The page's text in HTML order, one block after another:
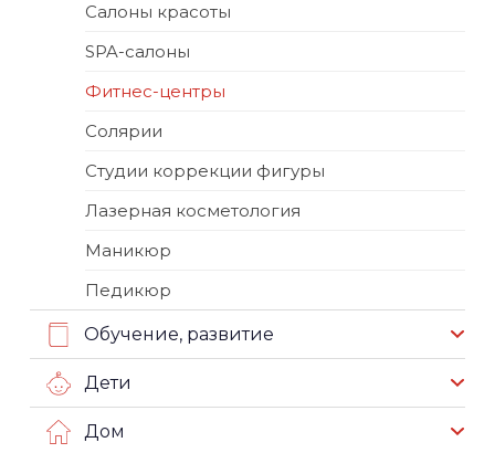
Салоны красоты
SPA-салоны
Фитнес-центры
Солярии
Студии коррекции фигуры
Лазерная косметология
Маникюр
Педикюр
Обучение, развитие
Дети
Дом